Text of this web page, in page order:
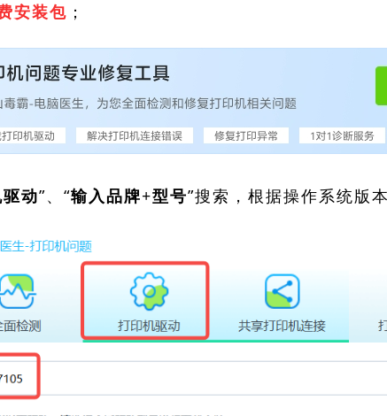
安装包 ；
动”、“输入品牌+型号”搜索，根据操作系统版